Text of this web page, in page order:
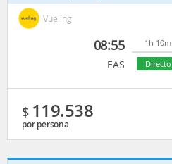
Vueling
08:55
EAS
1h 10m
Directo
$ 119.538
por persona